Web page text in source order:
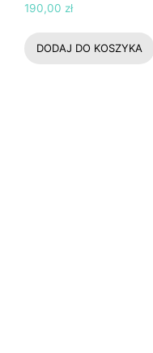
190,00 zł
DODAJ DO KOSZYKA